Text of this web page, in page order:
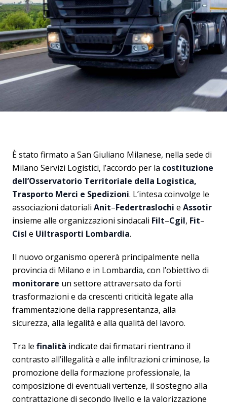
È stato firmato a San Giuliano Milanese, nella sede di
Milano Servizi Logistici, l’accordo per la costituzione
dell’Osservatorio Territoriale della Logistica,
Trasporto Merci e Spedizioni. L’intesa coinvolge le
associazioni datoriali Anit–Federtraslochi e Assotir
insieme alle organizzazioni sindacali Filt–Cgil, Fit–
Cisl e Uiltrasporti Lombardia.
Il nuovo organismo opererà principalmente nella
provincia di Milano e in Lombardia, con l’obiettivo di
monitorare un settore attraversato da forti
trasformazioni e da crescenti criticità legate alla
frammentazione della rappresentanza, alla
sicurezza, alla legalità e alla qualità del lavoro.
Tra le finalità indicate dai firmatari rientrano il
contrasto all’illegalità e alle infiltrazioni criminose, la
promozione della formazione professionale, la
composizione di eventuali vertenze, il sostegno alla
contrattazione di secondo livello e la valorizzazione